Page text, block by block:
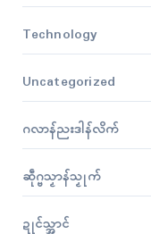
Technology
Uncategorized
ဂလာန်ညးဒါန်လိက်
ဆဵုဂ္ဗသၟာန်သၟုက်
ဍုၚ်သ္အာၚ်